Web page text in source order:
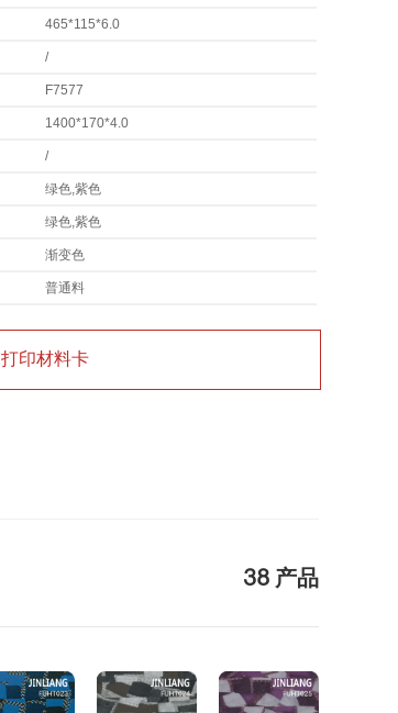
465*115*6.0
/
F7577
1400*170*4.0
/
绿色,紫色
绿色,紫色
渐变色
普通料
打印材料卡
38 产品